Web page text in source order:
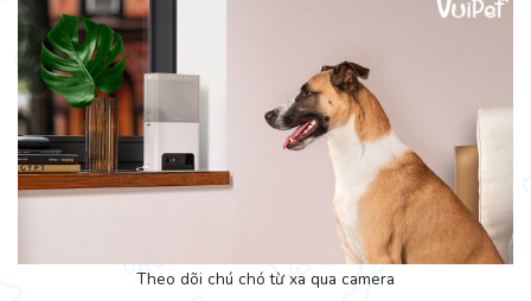
Theo dõi chú chó từ xa qua camera